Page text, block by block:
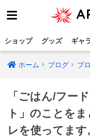
ショップ グッズ ギャ
ホーム ブログ ブ
「ごはん/フー
ト」のことを
レを使ってま